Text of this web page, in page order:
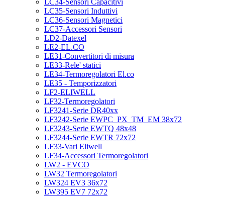
LC34-Sensori Capacitivi
LC35-Sensori Induttivi
LC36-Sensori Magnetici
LC37-Accessori Sensori
LD2-Datexel
LE2-EL.CO
LE31-Convertitori di misura
LE33-Rele' statici
LE34-Termoregolatori El.co
LE35 - Temporizzatori
LF2-ELIWELL
LF32-Termoregolatori
LF3241-Serie DR40xx
LF3242-Serie EWPC_PX_TM_EM 38x72
LF3243-Serie EWTQ 48x48
LF3244-Serie EWTR 72x72
LF33-Vari Eliwell
LF34-Accessori Termoregolatori
LW2 - EVCO
LW32 Termoregolatori
LW324 EV3 36x72
LW395 EV7 72x72